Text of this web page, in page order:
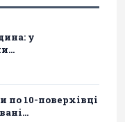
у
по 10-поверхівці